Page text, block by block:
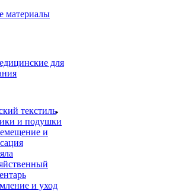
материалы
для
текстиль
и подушки
и
и уход